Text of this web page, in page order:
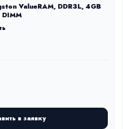
ValueRAM, DDR3L, 4GB
в заявку